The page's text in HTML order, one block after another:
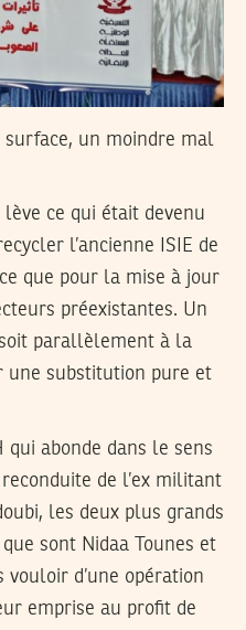
surface, un moindre mal
lève ce qui était devenu
l’ancienne ISIE de
que pour la mise à jour
préexistantes. Un
parallèlement à la
une substitution pure et
qui abonde dans le sens
de l’ex militant
les deux plus grands
sont Nidaa Tounes et
vouloir d’une opération
emprise au profit de